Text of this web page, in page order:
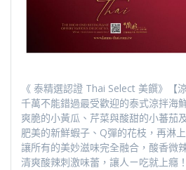
《 泰精選認證 Thai Select 美饌》【涼
千萬不能錯過最受歡迎的泰式涼拌海
爽脆的小黃瓜、芹菜與酸甜的小蕃茄
肥美的新鮮蝦子、Q彈的花枝，再淋
讓所有的美妙滋味完全融合，酸香微
清爽酸辣刺激味蕾，讓人ㄧ吃就上癮！